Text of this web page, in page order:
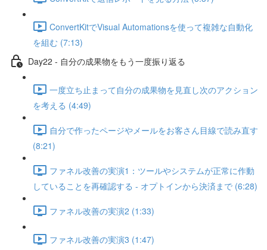
ConvertKitでVisual Automationsを使って複雑な自動化
を組む (7:13)
Day22 - 自分の成果物をもう一度振り返る
一度立ち止まって自分の成果物を見直し次のアクション
を考える (4:49)
自分で作ったページやメールをお客さん目線で読み直す
(8:21)
ファネル改善の実演1：ツールやシステムが正常に作動
していることを再確認する - オプトインから決済まで (6:28)
ファネル改善の実演2 (1:33)
ファネル改善の実演3 (1:47)